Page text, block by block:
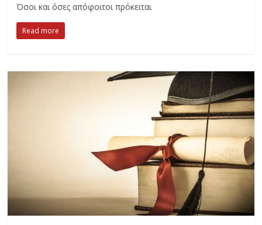
Όσοι και όσες απόφοιτοι πρόκειται
Read more